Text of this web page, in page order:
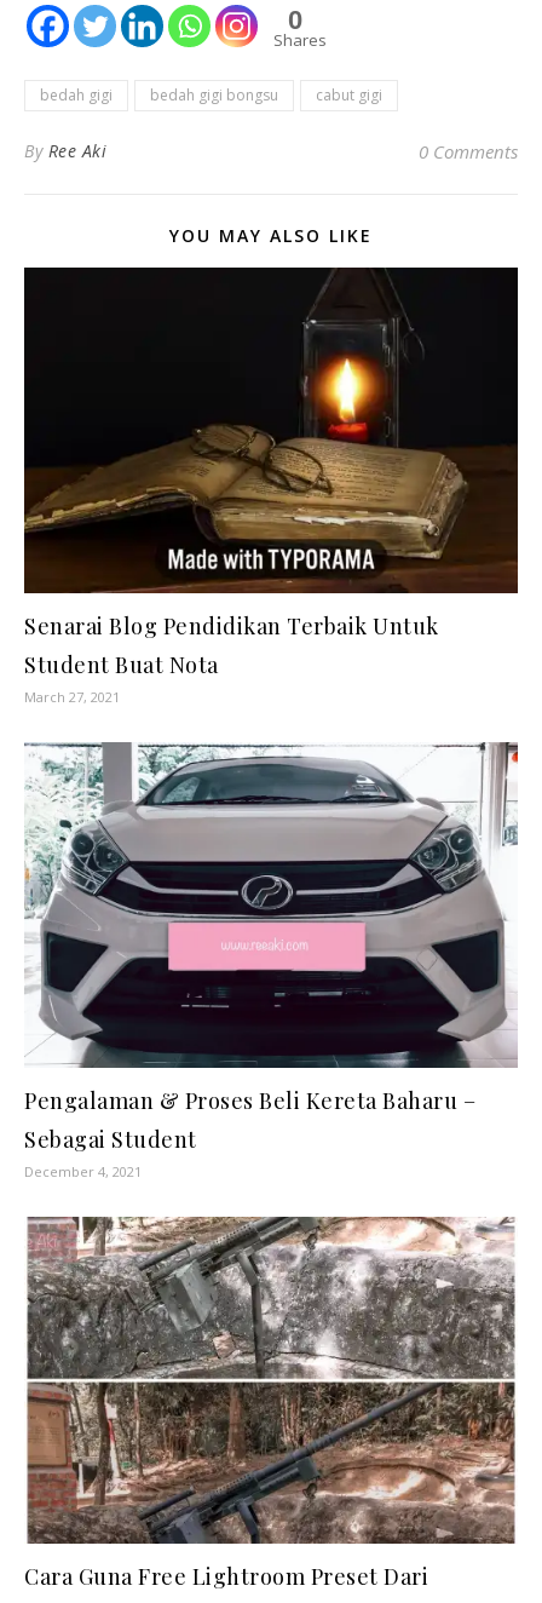
0
Shares
bedah gigi bedah gigi bongsu cabut gigi
By Ree Aki 0 Comments
YOU MAY ALSO LIKE
Senarai Blog Pendidikan Terbaik Untuk
Student Buat Nota
March 27, 2021
Pengalaman & Proses Beli Kereta Baharu –
Sebagai Student
December 4, 2021
Cara Guna Free Lightroom Preset Dari